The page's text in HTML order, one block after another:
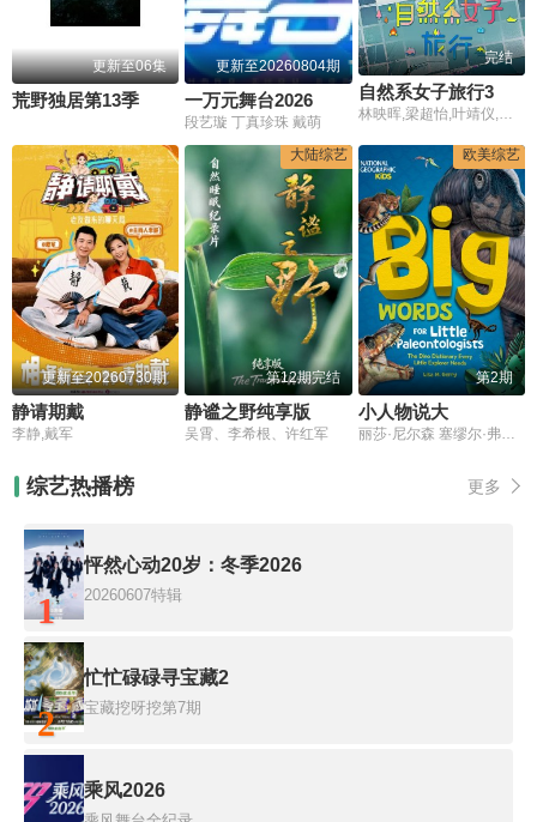
更新至06集
荒野独居第13季
更新至20260804期
一万元舞台2026
段艺璇 丁真珍珠 戴萌
完结
自然系女子旅行3
林映晖,梁超怡,叶靖仪,黄滢仴
更新至20260730期
静请期戴
李静,戴军
大陆综艺
第12期完结
静谧之野纯享版
吴霄、李希根、许红军
欧美综艺
第2期
小人物说大
丽莎·尼尔森 塞缪尔·弗罗勒 玛丽亚·邦维尔 艾米莉亚·马特森 尤尔根·托尔松
综艺热播榜 更多
1
怦然心动20岁：冬季2026
20260607特辑
2
忙忙碌碌寻宝藏2
宝藏挖呀挖第7期
乘风2026